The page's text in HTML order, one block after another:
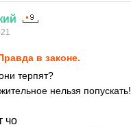
в законе.
терпят?
нельзя попускать!
чо